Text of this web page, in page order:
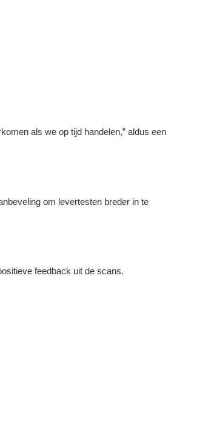
als we op tijd handelen,” aldus een
om levertesten breder in te
feedback uit de scans.